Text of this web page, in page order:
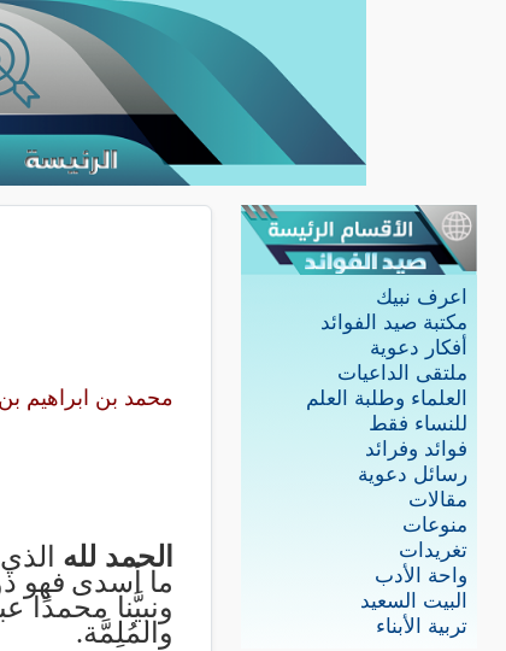
اعرف نبيك
مكتبة صيد الفوائد
أفكار دعوية
ملتقى الداعيات
العلماء وطلبة العلم
للنساء فقط
فوائد وفرائد
رسائل دعوية
مقالات
منوعات
تغريدات
واحة الأدب
البيت السعيد
تربية الأبناء
محمد بن ابراهيم
الحمد لله
ما أسدى فهو
ونبيَّنا محمدًا
والمُلِمَّة.